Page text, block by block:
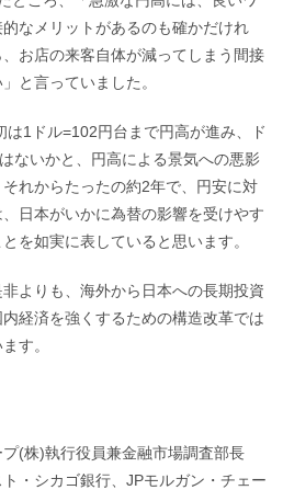
なメリットがあるのも確かだけれ
お店の来客自体が減ってしまう間接
と言っていました。
1ドル=102円台まで円高が進み、ド
ないかと、円高による景気への悪影
れからたったの約2年で、円安に対
日本がいかに為替の影響を受けやす
を如実に表していると思います。
よりも、海外から日本への長期投資
経済を強くするための構造改革では
す。
プ(株)執行役員兼金融市場調査部長
・シカゴ銀行、JPモルガン・チェー